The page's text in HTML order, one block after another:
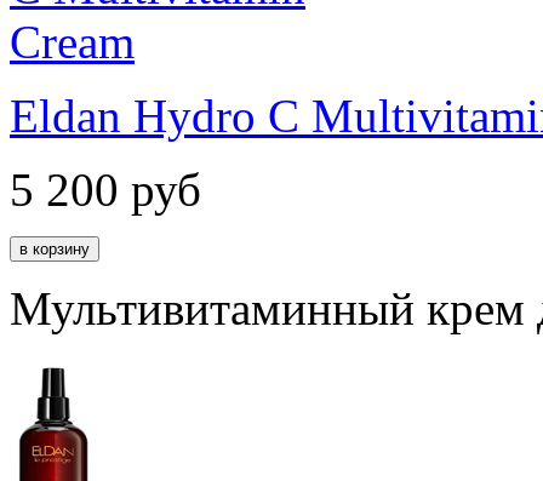
Eldan Hydro C
5 200 руб
Мультивитаминный крем